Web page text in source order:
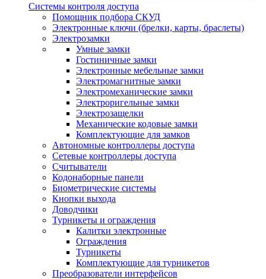
Системы контроля доступа
Помощник подбора СКУД
Электронные ключи (брелки, карты, браслеты)
Электрозамки
Умные замки
Гостиничные замки
Электронные мебельные замки
Электромагнитные замки
Электромеханические замки
Электроригельные замки
Электрозащелки
Механические кодовые замки
Комплектующие для замков
Автономные контроллеры доступа
Сетевые контроллеры доступа
Считыватели
Кодонаборные панели
Биометрические системы
Кнопки выхода
Доводчики
Турникеты и ограждения
Калитки электронные
Ограждения
Турникеты
Комплектующие для турникетов
Преобразователи интерфейсов